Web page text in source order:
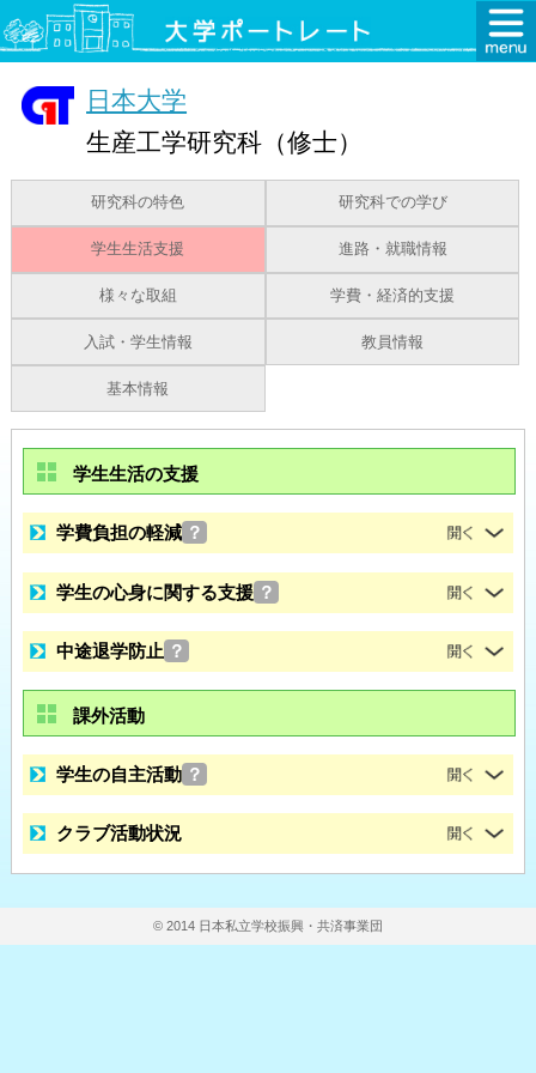
日本大学
生産工学研究科（修士）
研究科の特色 研究科での学び
学生生活支援 進路・就職情報
様々な取組 学費・経済的支援
入試・学生情報 教員情報
基本情報
学生生活の支援
学費負担の軽減 ？
学生の心身に関する支援 ？
中途退学防止 ？
課外活動
学生の自主活動 ？
クラブ活動状況
© 2014 日本私立学校振興・共済事業団